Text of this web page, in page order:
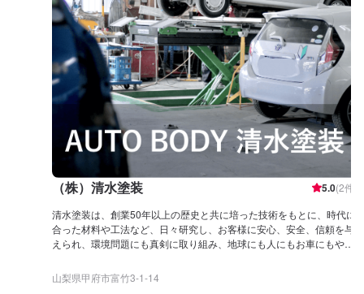
（株）清水塗装 5.0(2件)
清水塗装は、創業50年以上の歴史と共に培った技術をもとに、時代に
合った材料や工法など、日々研究し、お客様に安心、安全、信頼を与
えられ、環境問題にも真剣に取り組み、地球にも人にもお車にもやさ
のご依頼のお客様に無料で貸出しています。
山梨県甲府市富竹3-1-14